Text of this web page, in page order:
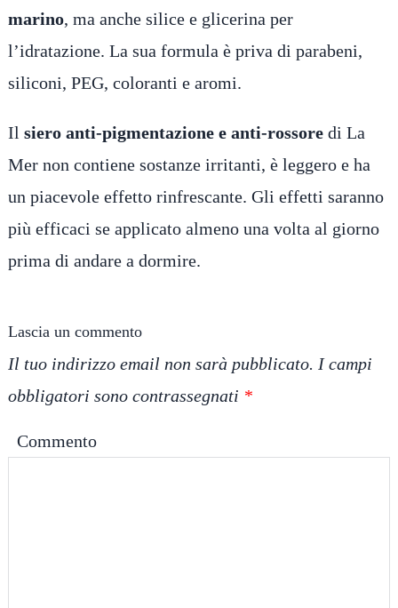
marino, ma anche silice e glicerina per
l’idratazione. La sua formula è priva di parabeni,
siliconi, PEG, coloranti e aromi.
Il siero anti-pigmentazione e anti-rossoredi La
Mer non contiene sostanze irritanti, è leggero e ha
un piacevole effetto rinfrescante. Gli effetti saranno
più efficaci se applicato almeno una volta al giorno
prima di andare a dormire.
Lascia un commento
Il tuo indirizzo email non sarà pubblicato. I campi
obbligatori sono contrassegnati *
Commento